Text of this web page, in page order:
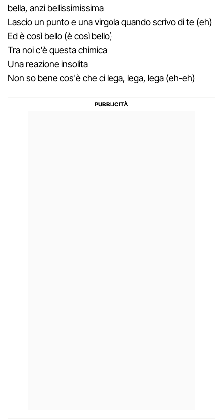
bella, anzi bellissimissima
Lascio un punto e una virgola quando scrivo di te (eh)
Ed è così bello (è così bello)
Tra noi c'è questa chimica
Una reazione insolita
Non so bene cos'è che ci lega, lega, lega (eh-eh)